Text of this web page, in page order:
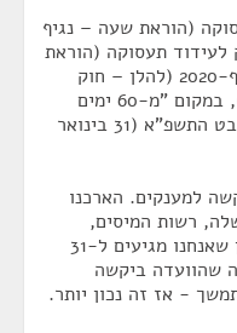
(הוראת שעה – נגיף
לעידוד תעסוקה (הוראת
שעה – נגיף הקורונה החדש), התש"ף-2020 (להלן – חוק
מענק לעידוד תעסוקה), בסעיף 6(א), במקום "מ-60 ימים
מתום אותו חודש" יבוא "מיום ח' בשבט התשפ"א (31 בינואר
למענקים. הארכנו
רשות המיסים,
משרד המשפטים, ל-31 בינואר, כיוון שאנחנו מגיעים ל-31
שהוועדה ביקשה
- אז זה נכון יותר.